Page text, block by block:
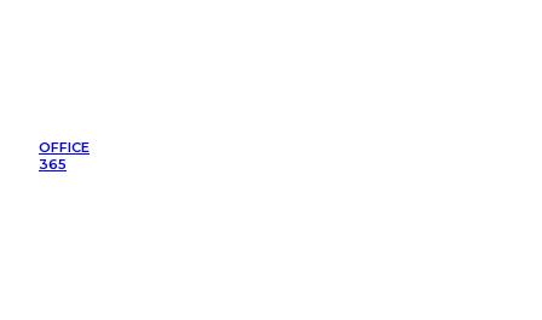
OFFICE
365